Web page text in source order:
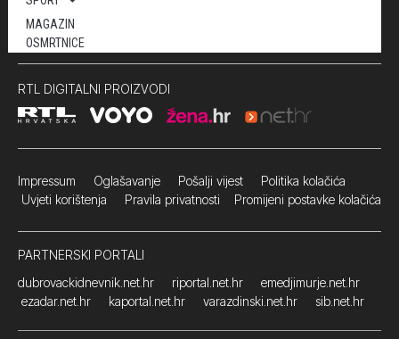
MAGAZIN
OSMRTNICE
RTL DIGITALNI PROIZVODI
Impressum Oglašavanje Pošalji vijest Politika kolačića
Uvjeti korištenja Pravila privatnosti Promijeni postavke kolačića
PARTNERSKI PORTALI
dubrovackidnevnik.net.hr
riportal.net.hr
emedjimurje.net.hr
ezadar.net.hr
kaportal.net.hr varazdinski.net.hr sib.net.hr